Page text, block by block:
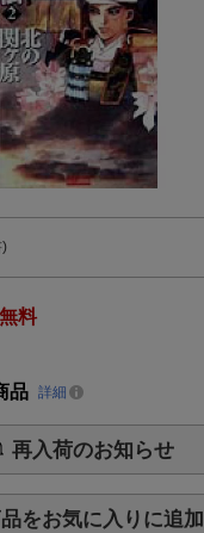
)
料
品 詳細
再入荷のお知らせ
をお気に入りに追加